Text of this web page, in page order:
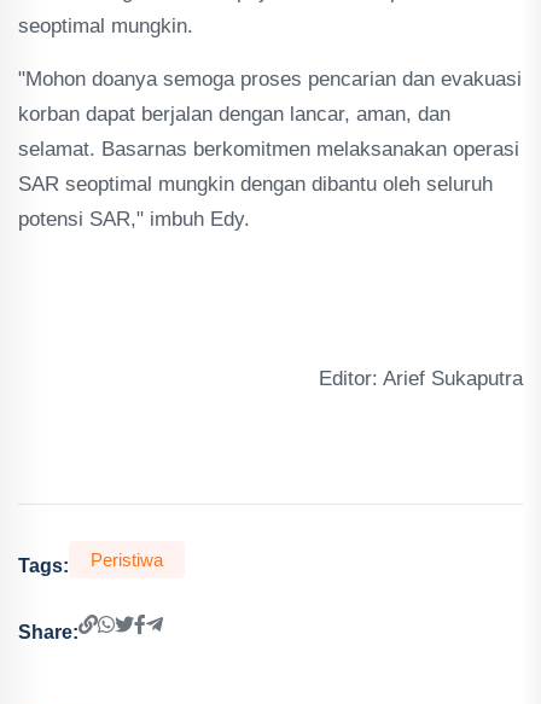
seoptimal mungkin.
"Mohon doanya semoga proses pencarian dan evakuasi
korban dapat berjalan dengan lancar, aman, dan
selamat. Basarnas berkomitmen melaksanakan operasi
SAR seoptimal mungkin dengan dibantu oleh seluruh
potensi SAR," imbuh Edy.
Editor: Arief Sukaputra
Tags: Peristiwa
Share: